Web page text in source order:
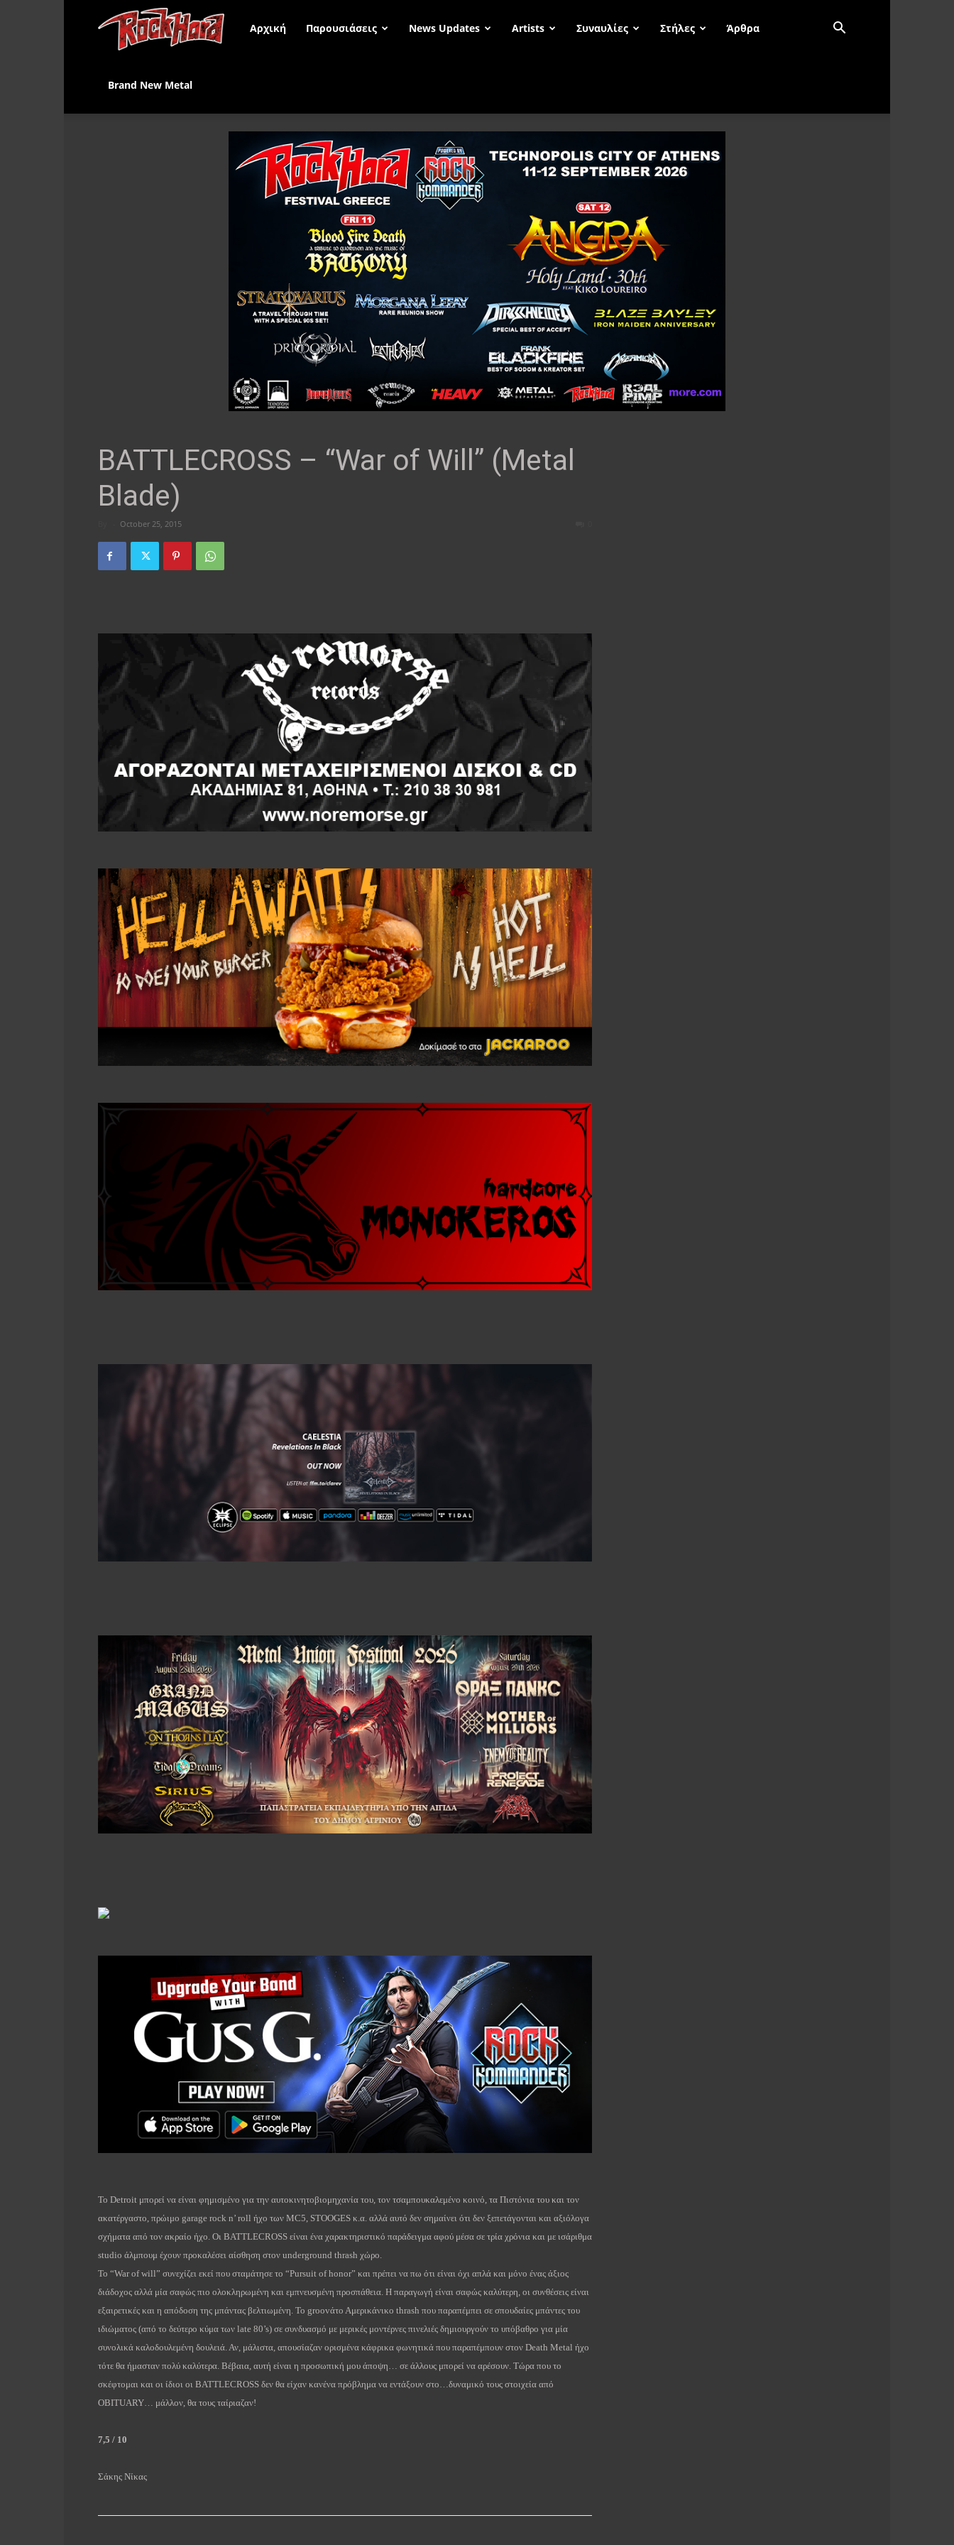
Rock
Αρχική Παρουσιάσεις News Updates Artists Συναυλίες Στήλες Άρθρα
Brand New Metal
BATTLECROSS – “War of Will” (Metal
Blade)
October 25, 2015
Το Detroit μπορεί να είναι φημισμένο για την αυτοκινητοβιομηχανία του, τον τσαμπουκαλεμένο κοινό, τα Πιστόνια του και τον
ακατέργαστο, πρώιμο garage rock n’ roll ήχο των MC5, STOOGES κ.α. αλλά αυτό δεν σημαίνει ότι δεν ξεπετάγονται και αξιόλογα
σχήματα από τον ακραίο ήχο. Οι BATTLECROSS είναι ένα χαρακτηριστικό παράδειγμα αφού μέσα σε τρία χρόνια και με ισάριθμα
studio άλμπουμ έχουν προκαλέσει αίσθηση στον underground thrash χώρο.
Το “War of will” συνεχίζει εκεί που σταμάτησε το “Pursuit of honor” και πρέπει να πω ότι είναι όχι απλά και μόνο ένας άξιος
διάδοχος αλλά μία σαφώς πιο ολοκληρωμένη και εμπνευσμένη προσπάθεια. Η παραγωγή είναι σαφώς καλύτερη, οι συνθέσεις είναι
εξαιρετικές και η απόδοση της μπάντας βελτιωμένη. Το groovάτο Αμερικάνικο thrash που παραπέμπει σε σπουδαίες μπάντες του
ιδιώματος (από το δεύτερο κύμα των late 80’s) σε συνδυασμό με μερικές μοντέρνες πινελιές δημιουργούν το υπόβαθρο για μία
συνολικά καλοδουλεμένη δουλειά. Αν, μάλιστα, απουσίαζαν ορισμένα κάφρικα φωνητικά που παραπέμπουν στον Death Metal ήχο
τότε θα ήμασταν πολύ καλύτερα. Βέβαια, αυτή είναι η προσωπική μου άποψη… σε άλλους μπορεί να αρέσουν. Τώρα που το
σκέφτομαι και οι ίδιοι οι BATTLECROSS δεν θα είχαν κανένα πρόβλημα να εντάξουν στο…δυναμικό τους στοιχεία από
OBITUARY… μάλλον, θα τους ταίριαζαν!
7,5 / 10
Σάκης Νίκας